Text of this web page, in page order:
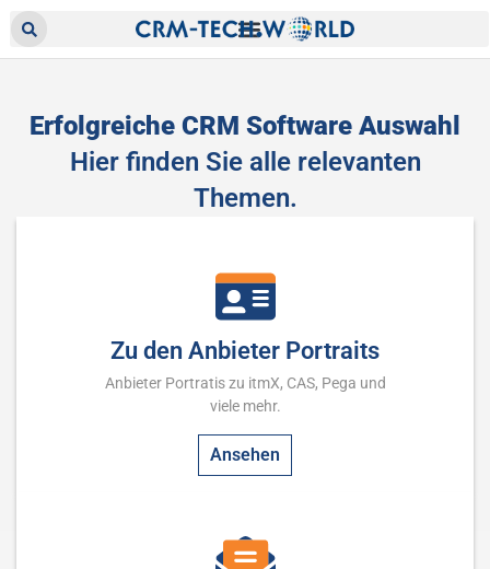
Erfolgreiche CRM Software Auswahl
Hier finden Sie alle relevanten
Themen.
Zu den Anbieter Portraits
Anbieter Portratis zu itmX, CAS, Pega und
viele mehr.
Ansehen